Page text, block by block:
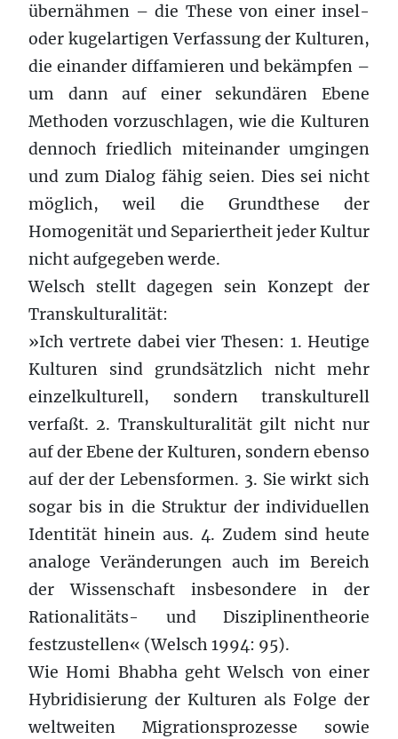
übernähmen – die These von einer insel-
oder kugelartigen Verfassung der Kulturen,
die einander diffamieren und bekämpfen –
um dann auf einer sekundären Ebene
Methoden vorzuschlagen, wie die Kulturen
dennoch friedlich miteinander umgingen
und zum Dialog fähig seien. Dies sei nicht
möglich, weil die Grundthese der
Homogenität und Separiertheit jeder Kultur
nicht aufgegeben werde.
Welsch stellt dagegen sein Konzept der
Transkulturalität:
»Ich vertrete dabei vier Thesen: 1. Heutige
Kulturen sind grundsätzlich nicht mehr
einzelkulturell, sondern transkulturell
verfaßt. 2. Transkulturalität gilt nicht nur
auf der Ebene der Kulturen, sondern ebenso
auf der der Lebensformen. 3. Sie wirkt sich
sogar bis in die Struktur der individuellen
Identität hinein aus. 4. Zudem sind heute
analoge Veränderungen auch im Bereich
der Wissenschaft insbesondere in der
Rationalitäts- und Disziplinentheorie
festzustellen« (Welsch 1994: 95).
Wie Homi Bhabha geht Welsch von einer
Hybridisierung der Kulturen als Folge der
weltweiten Migrationsprozesse sowie